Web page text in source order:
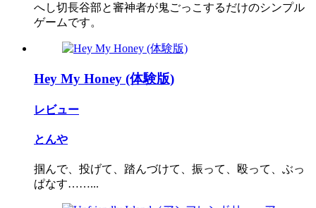
へし切長谷部と審神者が鬼ごっこするだけのシンプル
ゲームです。
Hey My Honey (体験版)
レビュー
とんや
掴んで、投げて、踏んづけて、振って、殴って、ぶっ
ぱなす……...